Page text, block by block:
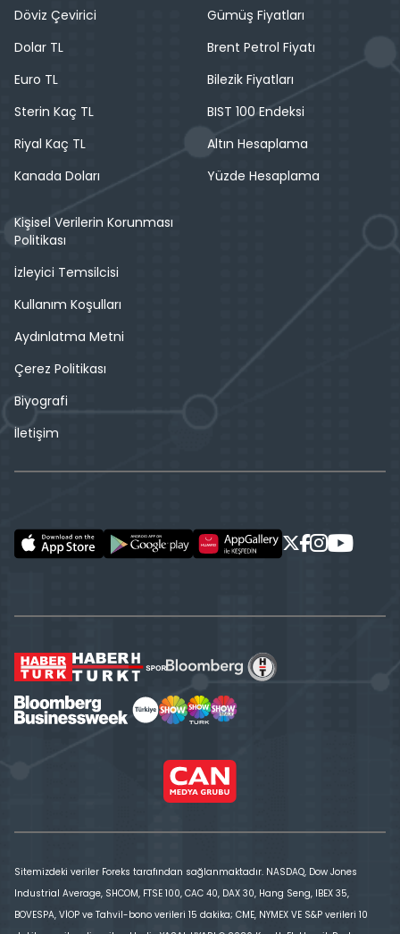
Döviz Çevirici
Dolar TL
Euro TL
Sterin Kaç TL
Riyal Kaç TL
Kanada Doları
Gümüş Fiyatları
Brent Petrol Fiyatı
Bilezik Fiyatları
BIST 100 Endeksi
Altın Hesaplama
Yüzde Hesaplama
Kişisel Verilerin Korunması
Politikası
İzleyici Temsilcisi
Kullanım Koşulları
Aydınlatma Metni
Çerez Politikası
Biyografi
İletişim
Sitemizdeki veriler Foreks tarafından sağlanmaktadır. NASDAQ, Dow Jones
Industrial Average, SHCOM, FTSE 100, CAC 40, DAX 30, Hang Seng, IBEX 35,
BOVESPA, VİOP ve Tahvil-bono verileri 15 dakika; CME, NYMEX VE S&P verileri 10